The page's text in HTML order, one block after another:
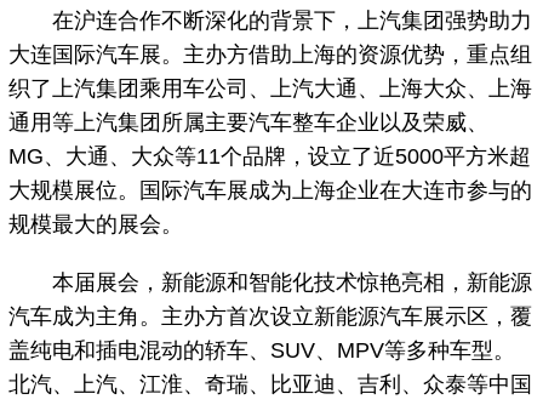
在沪连合作不断深化的背景下，上汽集团强势助力
大连国际汽车展。主办方借助上海的资源优势，重点组
织了上汽集团乘用车公司、上汽大通、上海大众、上海
通用等上汽集团所属主要汽车整车企业以及荣威、
MG、大通、大众等11个品牌，设立了近5000平方米超
大规模展位。国际汽车展成为上海企业在大连市参与的
规模最大的展会。
本届展会，新能源和智能化技术惊艳亮相，新能源
汽车成为主角。主办方首次设立新能源汽车展示区，覆
盖纯电和插电混动的轿车、SUV、MPV等多种车型。
北汽、上汽、江淮、奇瑞、比亚迪、吉利、众泰等中国